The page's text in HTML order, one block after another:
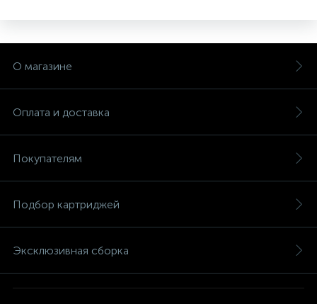
О магазине
Оплата и доставка
Покупателям
Подбор картриджей
Эксклюзивная сборка